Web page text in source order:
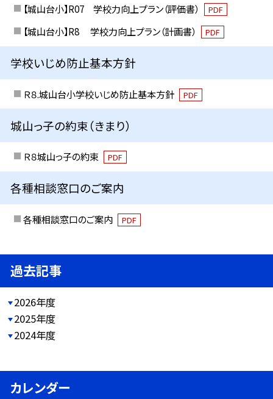
【城山台小】R07 学校力向上プラン（評価書） PDF
【城山台小】R8 学校力向上プラン（計画書） PDF
学校いじめ防止基本方針
Ｒ８.城山台小学校いじめ防止基本方針 PDF
城山っ子の約束（きまり）
Ｒ８城山っ子の約束 PDF
各種相談窓口のご案内
各種相談窓口のご案内 PDF
過去記事
2026年度
2025年度
2024年度
カレンダー